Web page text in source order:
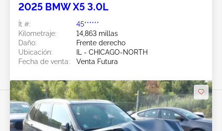
2025 BMW X5 3.0L
Ít #:
45******
Kilometraje:
14,863 millas
Daño:
Frente derecho
Ubicación:
IL - CHICAGO-NORTH
Fecha de venta:
Venta Futura